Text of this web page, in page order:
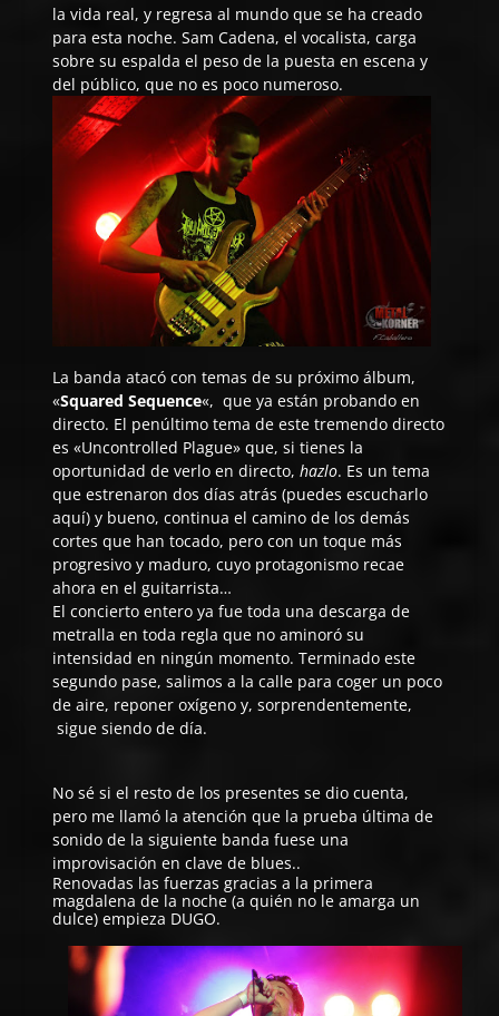
la vida real, y regresa al mundo que se ha creado
para esta noche. Sam Cadena, el vocalista, carga
sobre su espalda el peso de la puesta en escena y
del público, que no es poco numeroso.
La banda atacó con temas de su próximo álbum,
«Squared Sequence«, que ya están probando en
directo. El penúltimo tema de este tremendo directo
es «Uncontrolled Plague» que, si tienes la
oportunidad de verlo en directo,hazlo. Es un tema
que estrenaron dos días atrás (puedes escucharlo
aquí) y bueno, continua el camino de los demás
cortes que han tocado, pero con un toque más
progresivo y maduro, cuyo protagonismo recae
ahora en el guitarrista…
El concierto entero ya fue toda una descarga de
metralla en toda regla que no aminoró su
intensidad en ningún momento. Terminado este
segundo pase, salimos a la calle para coger un poco
de aire, reponer oxígeno y, sorprendentemente,
sigue siendo de día.
No sé si el resto de los presentes se dio cuenta,
pero me llamó la atención que la prueba última de
sonido de la siguiente banda fuese una
improvisación en clave de blues..
Renovadas las fuerzas gracias a la primera
magdalena de la noche (a quién no le amarga un
dulce) empieza DUGO.